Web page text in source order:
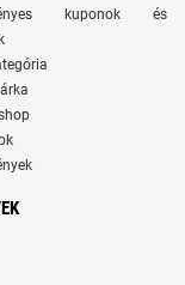
kuponok és